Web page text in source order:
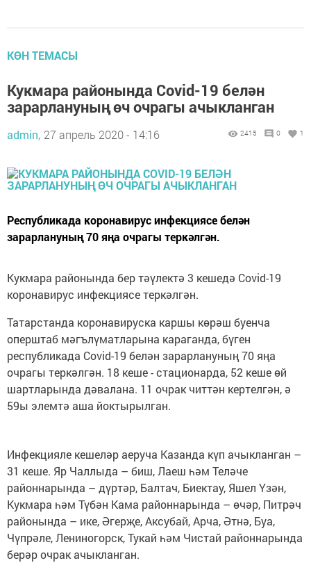
КӨН ТЕМАСЫ
Кукмара районында Covid-19 белән
зарарлануның өч очрагы ачыкланган
admin, 27 апрель 2020 - 14:16 2415 0 1
Республикада коронавирус инфекциясе белән
зарарлануның 70 яңа очрагы теркәлгән.
Кукмара районында бер тәүлектә 3 кешедә Covid-19
коронавирус инфекциясе теркәлгән.
Татарстанда коронавируска каршы көрәш буенча
оперштаб мәгълүматларына караганда, бүген
республикада Covid-19 белән зарарлануның 70 яңа
очрагы теркәлгән. 18 кеше - стационарда, 52 кеше өй
шартларында дәвалана. 11 очрак читтән кертелгән, ә
59ы элемтә аша йоктырылган.
Инфекцияле кешеләр аеруча Казанда күп ачыкланган –
31 кеше. Яр Чаллыда – биш, Лаеш һәм Теләче
районнарында – дүртәр, Балтач, Биектау, Яшел Үзән,
Кукмара һәм Түбән Кама районнарында – өчәр, Питрәч
районында – ике, Әгерҗе, Аксубай, Арча, Әтнә, Буа,
Чүпрәле, Лениногорск, Тукай һәм Чистай районнарында
берәр очрак ачыкланган.